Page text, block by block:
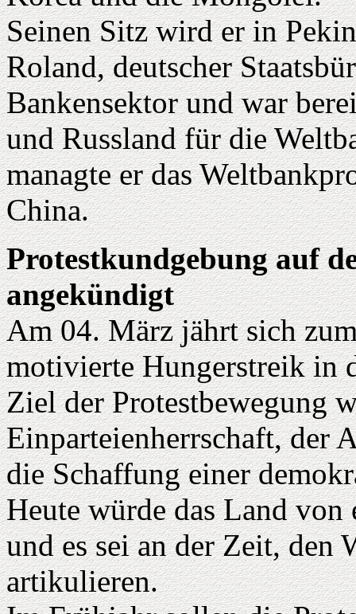
Seinen Sitz wird er in
Roland, deutscher
Bankensektor und war
und Russland für die
managte er das
China.
Protestkundgebung auf
angekündigt
Am 04. März jährt sich
motivierte Hungerstreik in
Ziel der Protestbewegung
Einparteienherrschaft, der
die Schaffung einer
Heute würde das Land
und es sei an der Zeit, den
artikulieren.